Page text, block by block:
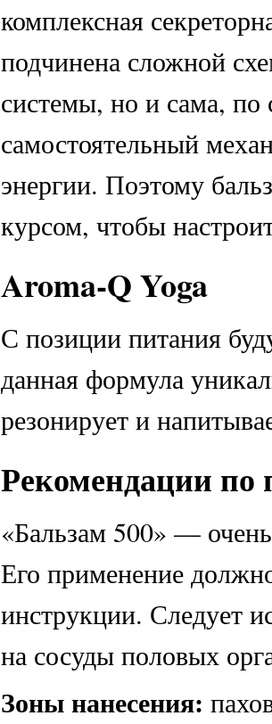
комплексная
подчинена сложной
системы, но и сама, по
самостоятельный
энергии. Поэтому
курсом, чтобы
Aroma-Q Yoga
С позиции питания
данная формула
резонирует и
Рекомендации
«Бальзам 500» —
Его применение
инструкции. Следует
на сосуды половых
Зоны нанесения: